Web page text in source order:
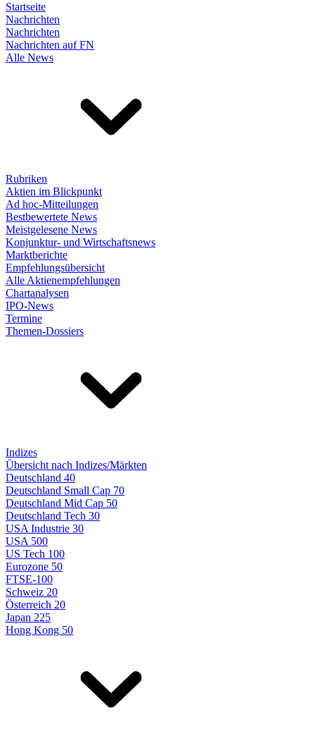
Startseite
Nachrichten
Nachrichten
Nachrichten auf FN
Alle News
Rubriken
Aktien im Blickpunkt
Ad hoc-Mitteilungen
Bestbewertete News
Meistgelesene News
Konjunktur- und Wirtschaftsnews
Marktberichte
Empfehlungsübersicht
Alle Aktienempfehlungen
Chartanalysen
IPO-News
Termine
Themen-Dossiers
Indizes
Übersicht nach Indizes/Märkten
Deutschland 40
Deutschland Small Cap 70
Deutschland Mid Cap 50
Deutschland Tech 30
USA Industrie 30
USA 500
US Tech 100
Eurozone 50
FTSE-100
Schweiz 20
Österreich 20
Japan 225
Hong Kong 50